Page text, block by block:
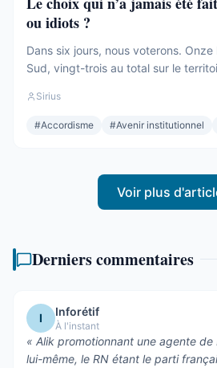
ou idiots ?
Dans six jours, nous voterons.
Sud, vingt-trois au total sur le
le soir même, dans les couloirs, loin
cela compte. Tout cela a été décrit
Sirius
#Accordisme #Avenir institutionnel
Voir plus
Derniers commentaires
I Inforétif
À l'instant
« Alik promotionnant une agente
lui-même, le RN étant le parti